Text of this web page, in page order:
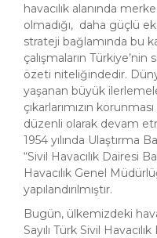
havacılık alanında
olmadığı, daha güçlü
strateji bağlamında bu
çalışmaların Türkiye’nin
özeti niteliğindedir.
yaşanan büyük
çıkarlarımızın
düzenli olarak devam
1954 yılında Ulaştırma
“Sivil Havacılık Dairesi
Havacılık Genel
yapılandırılmıştır.
Bugün, ülkemizdeki
Sayılı Türk Sivil